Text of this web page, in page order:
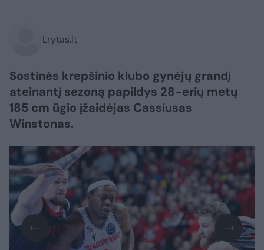
Lrytas.lt
Sostinės krepšinio klubo gynėjų grandį
ateinantį sezoną papildys 28-erių metų
185 cm ūgio įžaidėjas Cassiusas
Winstonas.